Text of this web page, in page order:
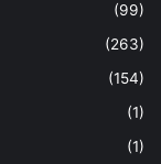
(99)
(263)
(154)
(1)
(1)